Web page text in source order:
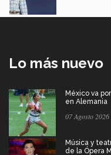
Lo más nuevo
México va
en Alemania
07 Agosto 2026
Música y
de la Ópera